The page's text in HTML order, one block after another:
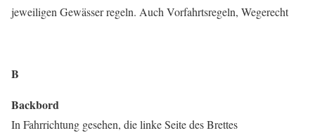
jeweiligen Gewässer regeln. Auch Vorfahrtsregeln, Wegerecht
B
Backbord
In Fahrrichtung gesehen, die linke Seite des Brettes